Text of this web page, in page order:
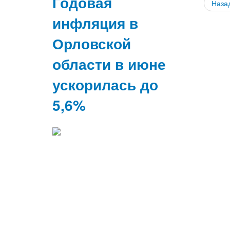
инфляция в
Орловской
области в июне
ускорилась до
5,6%